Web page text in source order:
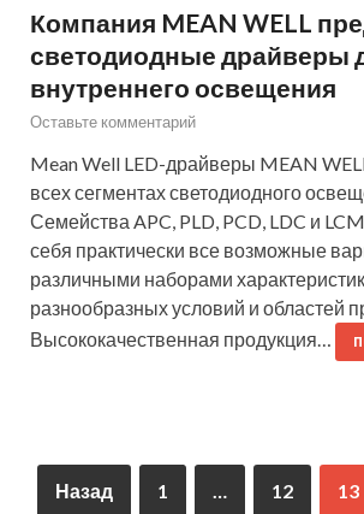
Компания MEAN WELL
светодиодные драйверы
внутреннего освещения
Оставьте комментарий
Mean Well LED-драйверы MEAN
всех сегментах светодиодного
Семейства APC, PLD, PCD, LDC и
себя практически все возможные
различными наборами
разнообразных условий и областей
Высококачественная продукция…
Назад 1 12 13